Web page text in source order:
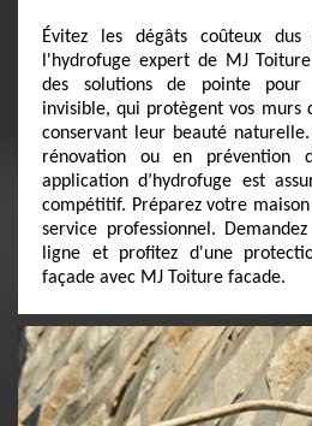
Évitez les dégâts coûteux
l'hydrofuge expert de MJ
des solutions de pointe
invisible, qui protègent vos murs
conservant leur beauté
rénovation ou en prévention
application d’hydrofuge est
compétitif. Préparez votre
service professionnel.
ligne et profitez d'une
façade avec MJ Toiture facade.